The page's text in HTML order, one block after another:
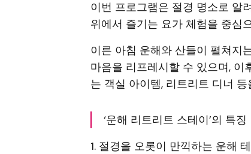
이번 프로그램은 절경 명소로 알
위에서 즐기는 요가 체험을 중심
이른 아침 운해와 산들이 펼쳐지
마음을 리프레시할 수 있으며,
는 객실 아이템, 리트리트 디너
‘운해 리트리트 스테이’의 특징
1. 절경을 오롯이 만끽하는 운해